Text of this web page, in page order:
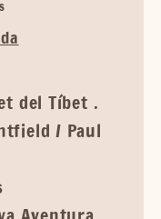
del Tíbet .
/ Paul